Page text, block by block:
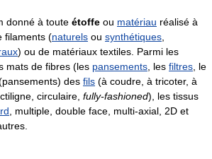
donné à toute étoffe ou matériau réalisé à
filaments (naturels ou synthétiques
) ou de matériaux textiles. Parmi les
mats de fibres (les pansements , les filtres , le
des fils (à coudre, à tricoter, à
circulaire, fully-fashioned), les tissus
, multiple, double face, multi-axial, 2D et